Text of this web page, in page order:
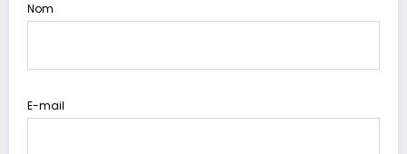
Nom
E-mail